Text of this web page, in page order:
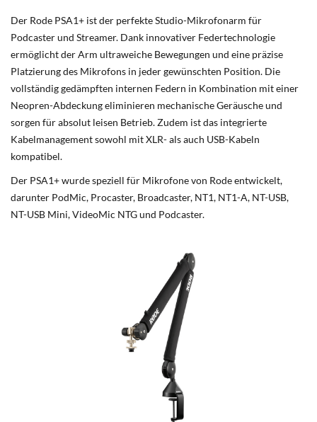
Der Rode PSA1+ ist der perfekte Studio-Mikrofonarm für
Podcaster und Streamer. Dank innovativer Federtechnologie
ermöglicht der Arm ultraweiche Bewegungen und eine präzise
Platzierung des Mikrofons in jeder gewünschten Position. Die
vollständig gedämpften internen Federn in Kombination mit einer
Neopren-Abdeckung eliminieren mechanische Geräusche und
sorgen für absolut leisen Betrieb. Zudem ist das integrierte
Kabelmanagement sowohl mit XLR- als auch USB-Kabeln
kompatibel.
Der PSA1+ wurde speziell für Mikrofone von Rode entwickelt,
darunter PodMic, Procaster, Broadcaster, NT1, NT1-A, NT-USB,
NT-USB Mini, VideoMic NTG und Podcaster.